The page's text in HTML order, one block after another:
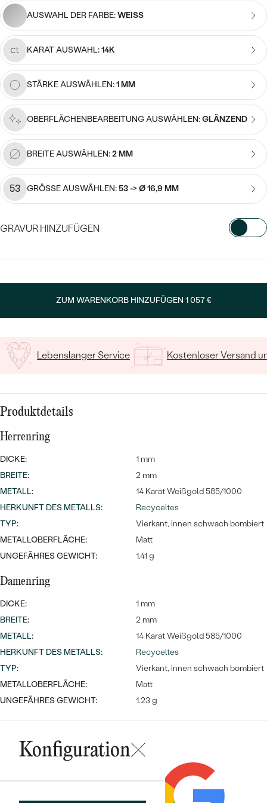
Wave Kollektion
NACH DER FARBE
NACH DER FORM
MASSGEFERTIGTER
DIAMANTEN
Ohrrinnge
ANSEHEN
Personalisierte
Halsketten
ANSEHEN
Meistverkaufte
Ringe
AUSWAHL DER FARBE:WEISS
KARAT AUSWAHL:14K
STÄRKE AUSWÄHLEN:1 MM
OBERFLÄCHENBEARBEITUNG AUSWÄHLEN:GLÄNZEND
BREITE AUSWÄHLEN:2 MM
53 GRÖSSE AUSWÄHLEN:53 -> Ø 16,9 MM
GRAVUR HINZUFÜGEN
ZUM WARENKORB HINZUFÜGEN 1 057 €
Lebenslanger Service Kostenloser Versand
Produktdetails
Herrenring
DICKE:
1 mm
BREITE:
2 mm
METALL:
14 Karat Weißgold 585/1000
HERKUNFT DES METALLS:
Recyceltes
TYP:
Vierkant, innen schwach bombiert
METALLOBERFLÄCHE:
Matt
UNGEFÄHRES GEWICHT:
1.41 g
Damenring
DICKE:
1 mm
BREITE:
2 mm
METALL:
14 Karat Weißgold 585/1000
HERKUNFT DES METALLS:
Recyceltes
TYP:
Vierkant, innen schwach bombiert
METALLOBERFLÄCHE:
Matt
UNGEFÄHRES GEWICHT:
1.23 g
Konfiguration